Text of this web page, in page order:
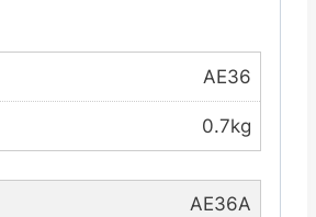
AE36
0.7kg
AE36A